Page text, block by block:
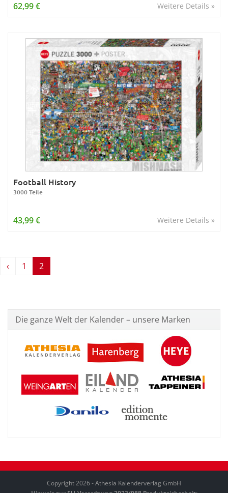
Weitere Details »
62,99 €
Football History
3000 Teile
Weitere Details »
43,99 €
‹ 1 2
Die ganze Welt der Kalender – unsere Marken
Copyright 2026 - Athesia Kalenderverlag GmbH